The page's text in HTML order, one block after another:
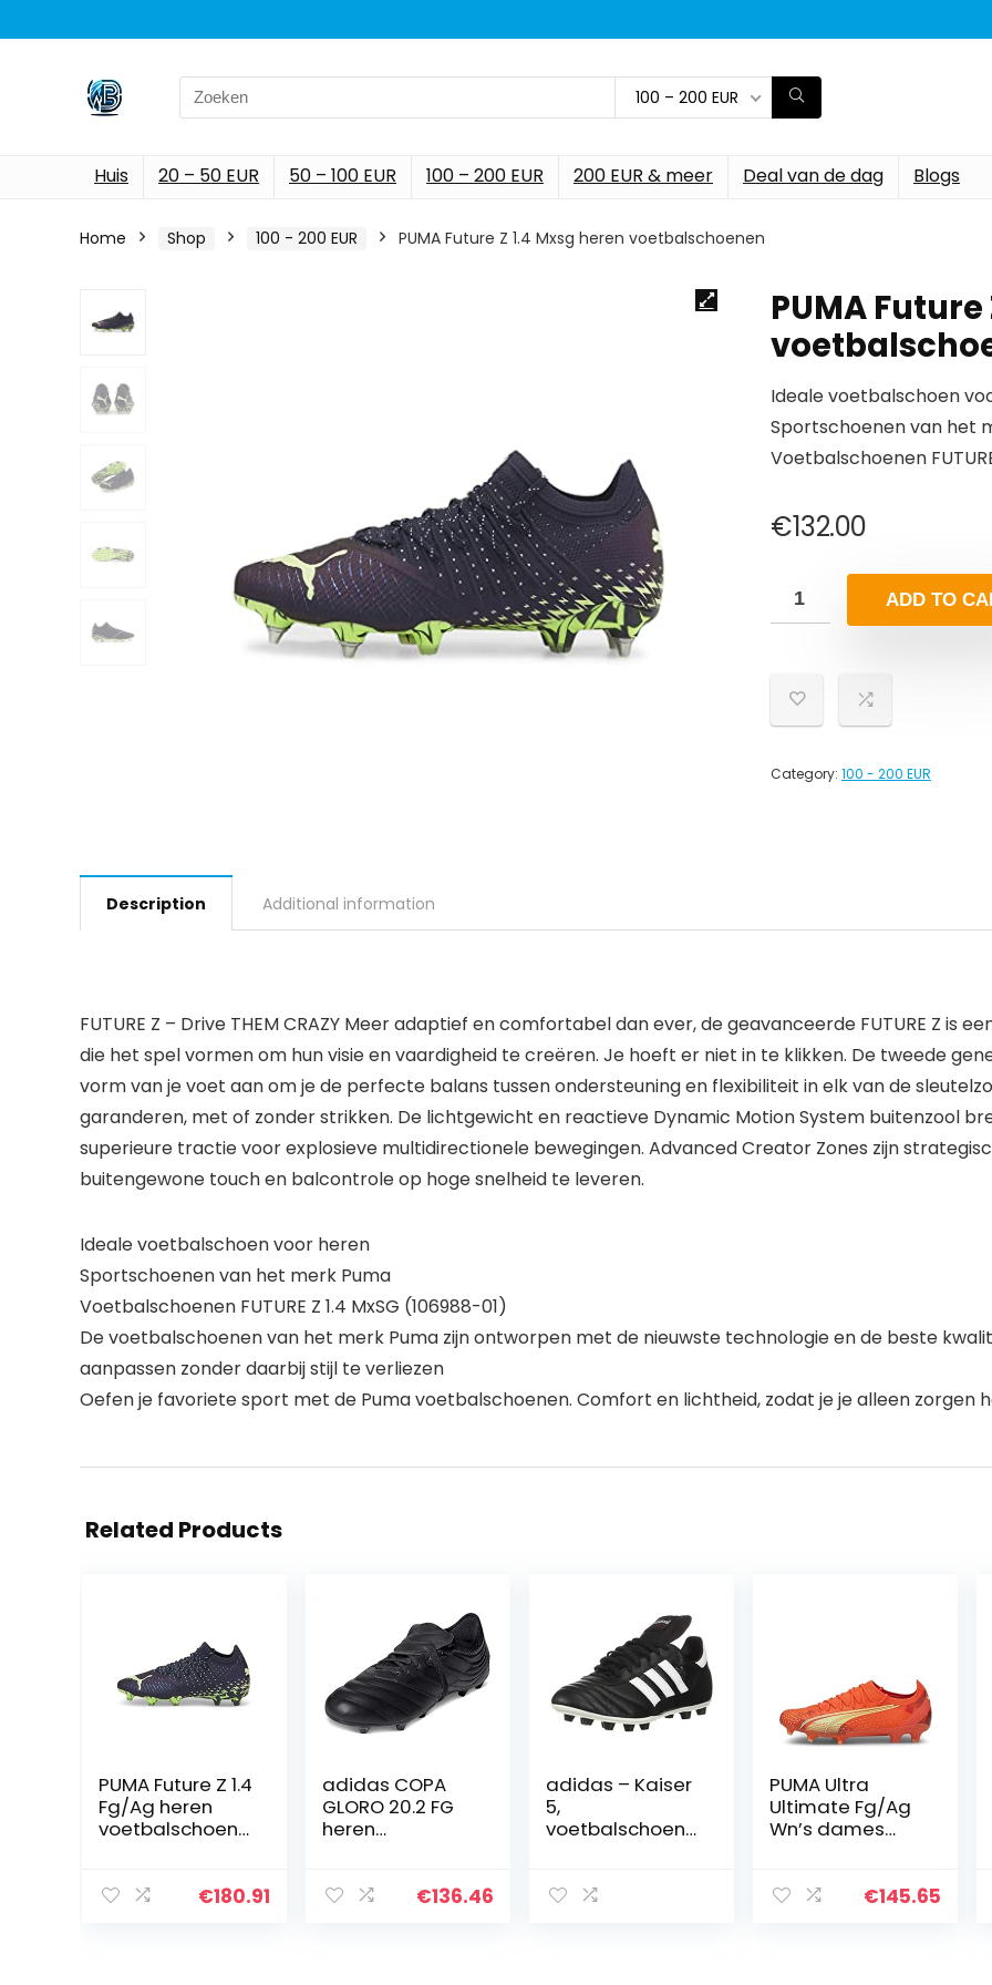
Search
for:
100 – 200 EUR
Huis 20 – 50 EUR 50 – 100 EUR 100 – 200 EUR 200 EUR & meer Deal van de dag Blogs
Home Shop 100 - 200 EUR PUMA Future Z 1.4 Mxsg heren voetbalschoenen
PUMA
Ideale voetbalschoen
Sportschoenen van het
Voetbalschoenen
€132.00
ADD TO
Category: 100 - 200 EUR
Description Additional information
FUTURE Z – Drive THEM CRAZY Meer adaptief en comfortabel dan ever, de geavanceerde FUTURE Z is
die het spel vormen om hun visie en vaardigheid te creëren. Je hoeft er niet in te klikken. De tweede
vorm van je voet aan om je de perfecte balans tussen ondersteuning en flexibiliteit in elk van de
garanderen, met of zonder strikken. De lichtgewicht en reactieve Dynamic Motion System buitenzool
superieure tractie voor explosieve multidirectionele bewegingen. Advanced Creator Zones zijn
buitengewone touch en balcontrole op hoge snelheid te leveren.
Ideale voetbalschoen voor heren
Sportschoenen van het merk Puma
Voetbalschoenen FUTURE Z 1.4 MxSG (106988-01)
De voetbalschoenen van het merk Puma zijn ontworpen met de nieuwste technologie en de beste
aanpassen zonder daarbij stijl te verliezen
Oefen je favoriete sport met de Puma voetbalschoenen. Comfort en lichtheid, zodat je je alleen
Related Products
PUMA Future Z 1.4
Fg/Ag heren
voetbalschoene
€180.91
adidas COPA
GLORO 20.2 FG
heren
€136.46
adidas – Kaiser
5,
voetbalschoene
PUMA Ultra
Ultimate Fg/Ag
Wn’s dames
€145.65